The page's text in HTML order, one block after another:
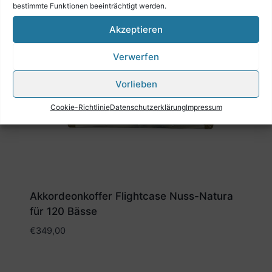
bestimmte Funktionen beeinträchtigt werden.
Akzeptieren
Verwerfen
Vorlieben
Cookie-RichtlinieDatenschutzerklärungImpressum
Akkordeonkoffer Flightcase Nuss-Natura
für 120 Bässe
€349,00